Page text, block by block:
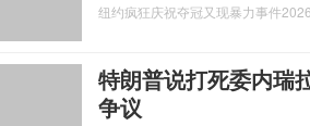
纽约疯狂庆祝夺冠又现暴力事件
特朗普说打死委内瑞
争议